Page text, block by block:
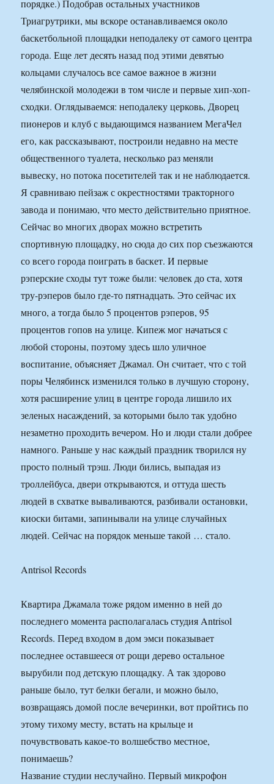
порядке.) Подобрав остальных участников
Триагрутрики, мы вскоре останавливаемся около
баскетбольной площадки неподалеку от самого центра
города. Еще лет десять назад под этими девятью
кольцами случалось все самое важное в жизни
челябинской молодежи в том числе и первые хип-хоп-
сходки. Оглядываемся: неподалеку церковь, Дворец
пионеров и клуб с выдающимся названием МегаЧел
его, как рассказывают, построили недавно на месте
общественного туалета, несколько раз меняли
вывеску, но потока посетителей так и не наблюдается.
Я сравниваю пейзаж с окрестностями тракторного
завода и понимаю, что место действительно приятное.
Сейчас во многих дворах можно встретить
спортивную площадку, но сюда до сих пор съезжаются
со всего города поиграть в баскет. И первые
рэперские сходы тут тоже были: человек до ста, хотя
тру-рэперов было где-то пятнадцать. Это сейчас их
много, а тогда было 5 процентов рэперов, 95
процентов гопов на улице. Кипеж мог начаться с
любой стороны, поэтому здесь шло уличное
воспитание, объясняет Джамал. Он считает, что с той
поры Челябинск изменился только в лучшую сторону,
хотя расширение улиц в центре города лишило их
зеленых насаждений, за которыми было так удобно
незаметно проходить вечером. Но и люди стали добрее
намного. Раньше у нас каждый праздник творился ну
просто полный трэш. Люди бились, выпадая из
троллейбуса, двери открываются, и оттуда шесть
людей в схватке вываливаются, разбивали остановки,
киоски битами, запинывали на улице случайных
людей. Сейчас на порядок меньше такой … стало.
Antrisol Records
Квартира Джамала тоже рядом именно в ней до
последнего момента располагалась студия Antrisol
Records. Перед входом в дом эмси показывает
последнее оставшееся от рощи дерево остальное
вырубили под детскую площадку. А так здорово
раньше было, тут белки бегали, и можно было,
возвращаясь домой после вечеринки, вот пройтись по
этому тихому месту, встать на крыльце и
почувствовать какое-то волшебство местное,
понимаешь?
Название студии неслучайно. Первый микрофон